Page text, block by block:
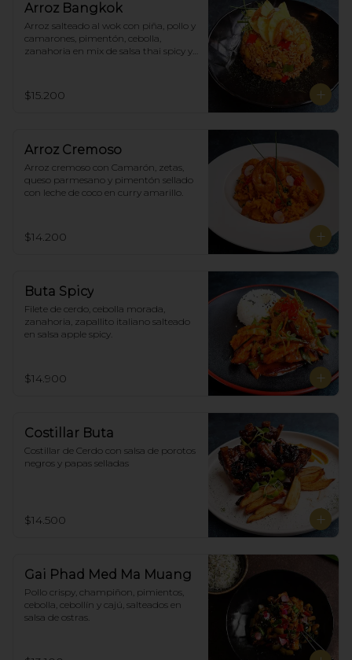
Arroz Bangkok
Arroz salteado al wok con piña, pollo y
camarones, pimentón, cebolla,
zanahoria en mix de salsa thai spicy y
$15.200
Arroz Cremoso
Arroz cremoso con Camarón, zetas,
queso parmesano y pimentón sellado
con leche de coco en curry amarillo.
$14.200
Buta Spicy
Filete de cerdo, cebolla morada,
zanahoria, zapallito italiano salteado
en salsa apple spicy.
$14.900
Costillar Buta
Costillar de Cerdo con salsa de porotos
negros y papas selladas
$14.500
Gai Phad Med Ma Muang
Pollo crispy, champiñon, pimientos,
cebolla, cebollín y cajú, salteados en
salsa de ostras.